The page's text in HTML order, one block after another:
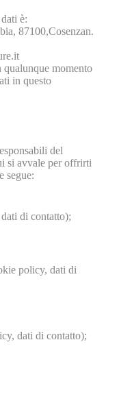
è:
87100,Cosenzan.
momento
in questo
del
si avvale per offrirti
segue:
di contatto);
policy, dati di
dati di contatto);